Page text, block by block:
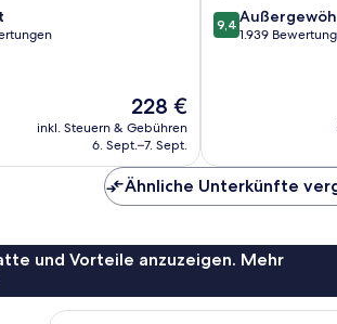
Der
Preis
beträgt
228 €
inkl. Steuern & Gebühren
6. Sept.–7. Sept.
9.4
von
9,4
1.939
Ähnliche Unterkünfte
und Vorteile anzuzeigen. Mehr